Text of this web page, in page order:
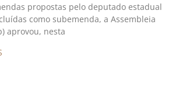
propostas pelo deputado estadual
como subemenda, a Assembleia
aprovou, nesta